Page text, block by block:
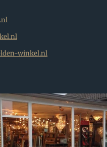
winkel.nl